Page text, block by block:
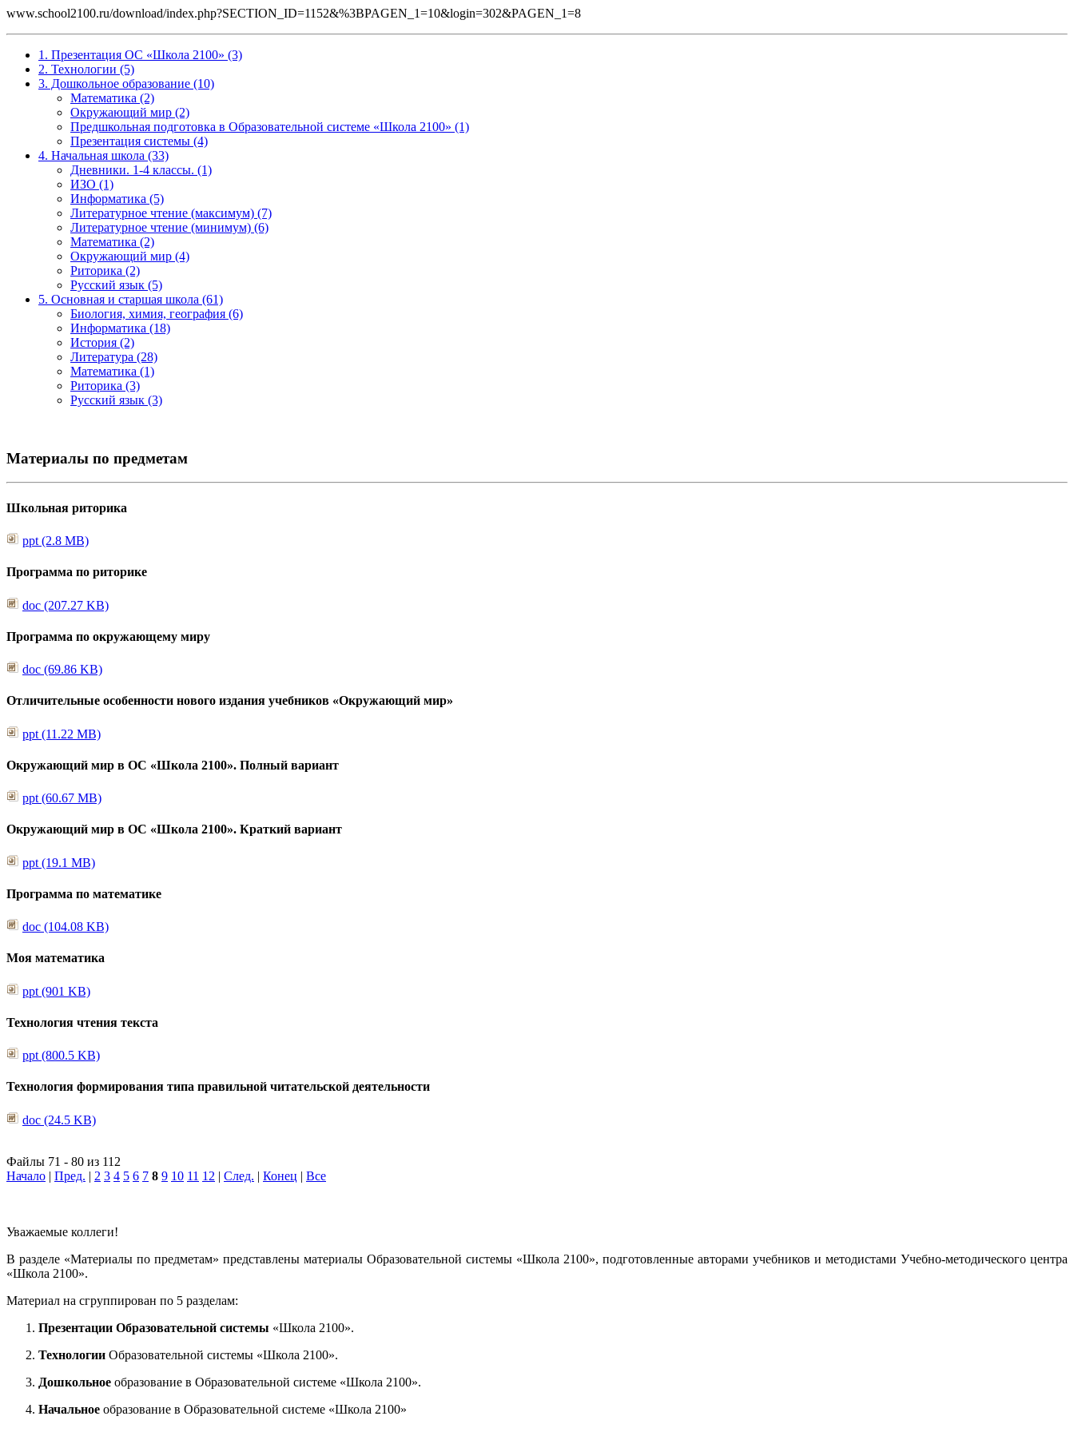
www.school2100.ru/download/index.php?SECTION_ID=1152&%3BPAGEN_1=10&login=302&PAGEN_1=8
1. Презентация ОС «Школа 2100» (3)
2. Технологии (5)
3. Дошкольное образование (10)
Математика (2)
Окружающий мир (2)
Предшкольная подготовка в Образовательной системе «Школа 2100» (1)
Презентация системы (4)
4. Начальная школа (33)
Дневники. 1-4 классы. (1)
ИЗО (1)
Информатика (5)
Литературное чтение (максимум) (7)
Литературное чтение (минимум) (6)
Математика (2)
Окружающий мир (4)
Риторика (2)
Русский язык (5)
5. Основная и старшая школа (61)
Биология, химия, география (6)
Информатика (18)
История (2)
Литература (28)
Математика (1)
Риторика (3)
Русский язык (3)
Материалы по предметам
Школьная риторика
ppt (2.8 MB)
Программа по риторике
doc (207.27 KB)
Программа по окружающему миру
doc (69.86 KB)
Отличительные особенности нового издания учебников «Окружающий мир»
ppt (11.22 MB)
Окружающий мир в ОС «Школа 2100». Полный вариант
ppt (60.67 MB)
Окружающий мир в ОС «Школа 2100». Краткий вариант
ppt (19.1 MB)
Программа по математике
doc (104.08 KB)
Моя математика
ppt (901 KB)
Технология чтения текста
ppt (800.5 KB)
Технология формирования типа правильной читательской деятельности
doc (24.5 KB)
Файлы 71 - 80 из 112
Начало | Пред. | 2 3 4 5 6 7 8 9 10 11 12 | След. | Конец | Все
Уважаемые коллеги!
В разделе «Материалы по предметам» представлены материалы Образовательной системы «Школа 2100», подготовленные авторами учебников и методистами Учебно-методического центра
«Школа 2100».
Материал на сгруппирован по 5 разделам:
Презентации Образовательной системы «Школа 2100».
Технологии Образовательной системы «Школа 2100».
Дошкольное образование в Образовательной системе «Школа 2100».
Начальное образование в Образовательной системе «Школа 2100»